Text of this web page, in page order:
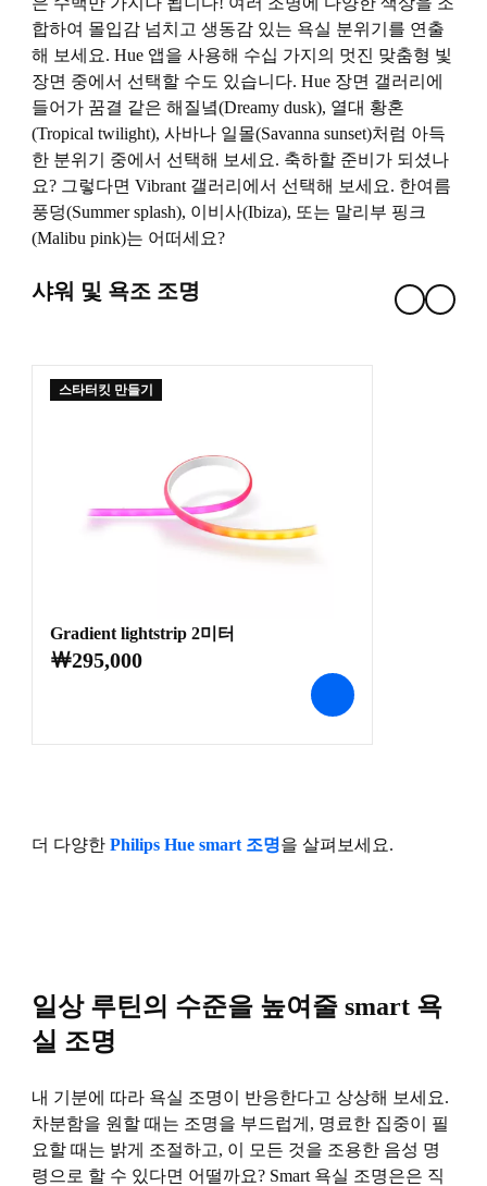
합하여 몰입감 넘치고 생동감 있는 욕실 분위기를 연출
해 보세요. Hue 앱을 사용해 수십 가지의 멋진 맞춤형 빛
장면 중에서 선택할 수도 있습니다. Hue 장면 갤러리에
들어가 꿈결 같은 해질녘(Dreamy dusk), 열대 황혼
(Tropical twilight), 사바나 일몰(Savanna sunset)처럼 아득
한 분위기 중에서 선택해 보세요. 축하할 준비가 되셨나
요? 그렇다면 Vibrant 갤러리에서 선택해 보세요. 한여름
풍덩(Summer splash), 이비사(Ibiza), 또는 말리부 핑크
(Malibu pink)는 어떠세요?
샤워 및 욕조 조명
스타터킷 만들기
Gradient lightstrip 2미터
￦295,000
더 다양한 Philips Hue smart 조명을 살펴보세요.
일상 루틴의 수준을 높여줄 smart 욕
실 조명
내 기분에 따라 욕실 조명이 반응한다고 상상해 보세요.
차분함을 원할 때는 조명을 부드럽게, 명료한 집중이 필
요할 때는 밝게 조절하고, 이 모든 것을 조용한 음성 명
령으로 할 수 있다면 어떨까요? Smart 욕실 조명은은 직